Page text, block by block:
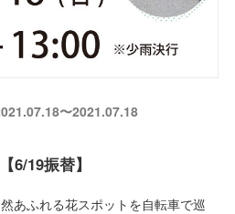
〜2021.07.18
6/19振替】
あふれる花スポットを⾃転⾞で巡